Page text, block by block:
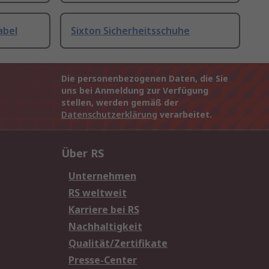
Sixton Sicherheitsschuhe
Die personenbezogenen Daten, die Sie
uns bei Anmeldung zur Verfügung
stellen, werden gemäß der
Datenschutzerklärung verarbeitet.
Über RS
Unternehmen
RS weltweit
Karriere bei RS
Nachhaltigkeit
Qualität/Zertifikate
Presse-Center